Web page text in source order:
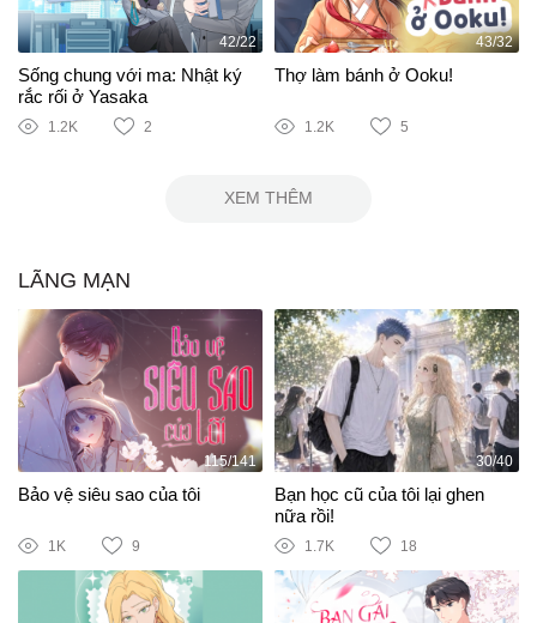
42/22
Sống chung với ma: Nhật ký
rắc rối ở Yasaka
1.2K 2
43/32
Thợ làm bánh ở Ooku!
1.2K 5
XEM THÊM
LÃNG MẠN
115/141
Bảo vệ siêu sao của tôi
1K 9
30/40
Bạn học cũ của tôi lại ghen
nữa rồi!
1.7K 18